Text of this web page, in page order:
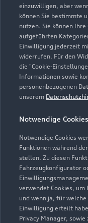
einzuwilligen, aber
können Sie bestimmte
nutzen. Sie können
aufgeführten
Einwilligung jederzeit
widerrufen. Für den
die "Cookie-
Informationen sowie
personenbezogenen
unserem
Notwendige Cookies
Notwendige Cookies
Funktionen während
stellen. Zu diesen
Fahrzeugkonfigurator
verwendet Cookies,
und wenn ja, für
Einwilligung erteilt
Privacy Manager,
Zur Reparatur